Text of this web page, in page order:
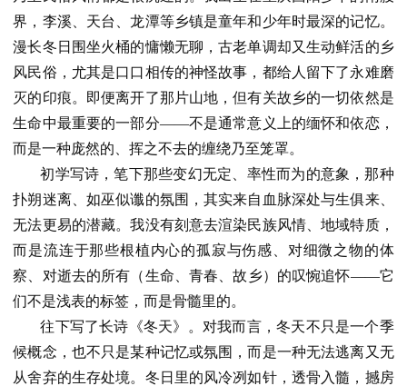
界，李溪、天台、龙潭等乡镇是童年和少年时最深的记忆。
漫长冬日围坐火桶的慵懒无聊，古老单调却又生动鲜活的乡
风民俗，尤其是口口相传的神怪故事，都给人留下了永难磨
灭的印痕。即便离开了那片山地，但有关故乡的一切依然是
生命中最重要的一部分——不是通常意义上的缅怀和依恋，
而是一种庞然的、挥之不去的缠绕乃至笼罩。
初学写诗，笔下那些变幻无定、率性而为的意象，那种
扑朔迷离、如巫似谶的氛围，其实来自血脉深处与生俱来、
无法更易的潜藏。我没有刻意去渲染民族风情、地域特质，
而是流连于那些根植内心的孤寂与伤感、对细微之物的体
察、对逝去的所有（生命、青春、故乡）的叹惋追怀——它
们不是浅表的标签，而是骨髓里的。
往下写了长诗《冬天》。对我而言，冬天不只是一个季
候概念，也不只是某种记忆或氛围，而是一种无法逃离又无
从舍弃的生存处境。冬日里的风冷冽如针，透骨入髓，撼房